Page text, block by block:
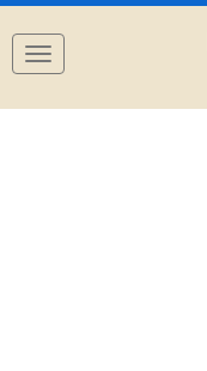
Navigation